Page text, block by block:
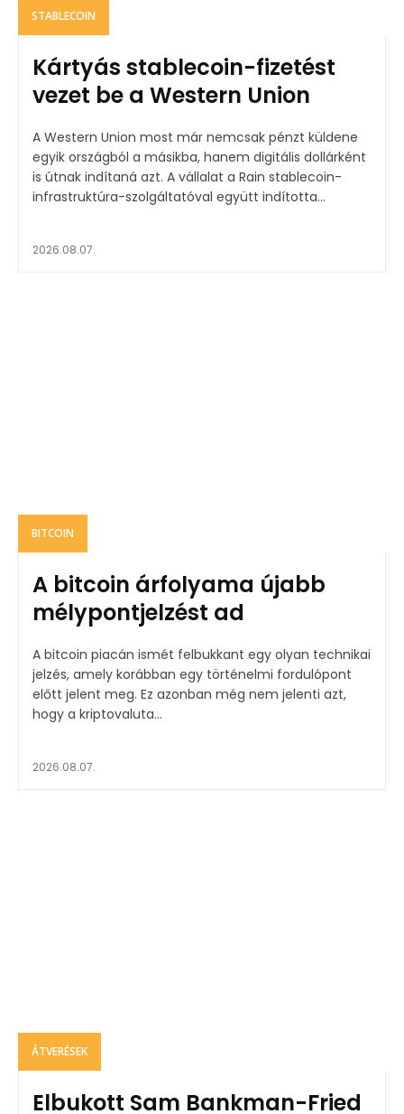
STABLECOIN
Kártyás stablecoin-fizetést
vezet be a Western Union
A Western Union most már nemcsak pénzt küldene
egyik országból a másikba, hanem digitális dollárként
is útnak indítaná azt. A vállalat a Rain stablecoin-
infrastruktúra-szolgáltatóval együtt indította...
2026.08.07.
BITCOIN
A bitcoin árfolyama újabb
mélypontjelzést ad
A bitcoin piacán ismét felbukkant egy olyan technikai
jelzés, amely korábban egy történelmi fordulópont
előtt jelent meg. Ez azonban még nem jelenti azt,
hogy a kriptovaluta...
2026.08.07.
ÁTVERÉSEK
Elbukott Sam Bankman-Fried